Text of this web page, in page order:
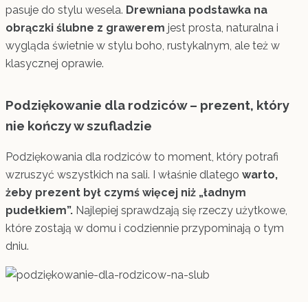
pasuje do stylu wesela. Drewniana podstawka na
obrączki ślubne z grawerem jest prosta, naturalna i
wygląda świetnie w stylu boho, rustykalnym, ale też w
klasycznej oprawie.
Podziękowanie dla rodziców – prezent, który
nie kończy w szufladzie
Podziękowania dla rodziców to moment, który potrafi
wzruszyć wszystkich na sali. I właśnie dlatego warto,
żeby prezent był czymś więcej niż „ładnym
pudełkiem”. Najlepiej sprawdzają się rzeczy użytkowe,
które zostają w domu i codziennie przypominają o tym
dniu.